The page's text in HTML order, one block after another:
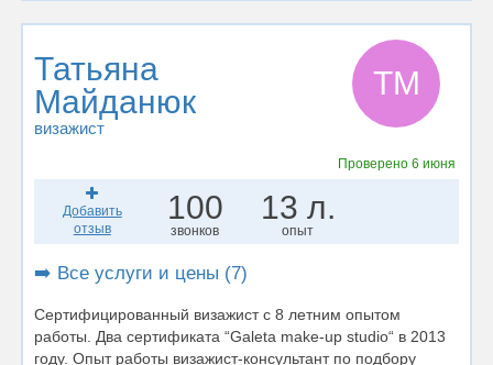
Татьяна
Майданюк
визажист
ТМ
Проверено 6 июня
Добавить
отзыв
100
звонков
13 л.
опыт
➡️ Все услуги и цены (7)
Сертифицированный визажист с 8 летним опытом
работы. Два сертификата “Galeta make-up studio“ в 2013
году. Опыт работы визажист-консультант по подбору